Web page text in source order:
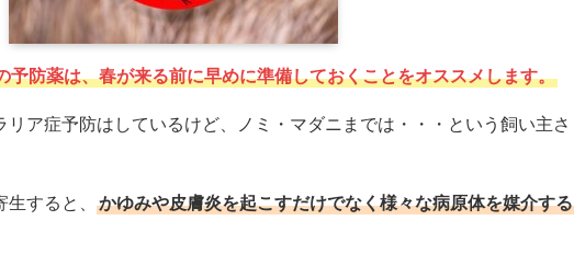
予防薬は、春が来る前に早めに準備しておくことをオススメします。
ア症予防はしているけど、ノミ・マダニまでは・・・という飼い主さ
すると、
かゆみや皮膚炎を起こすだけでなく様々な病原体を媒介する